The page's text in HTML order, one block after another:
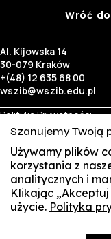
Wróć
Al. Kijowska 14
30-079 Kraków
+(48) 12 635 68 00
wszib@wszib.edu.pl
Polityka Prywatności
RODO
Identyfikacja wizualna
Biznes
Wynajem sal
Targi pracy
Szanujemy Twoją
Używamy plików
korzystania z
analitycznych i
Klikając
użycie. Polityka